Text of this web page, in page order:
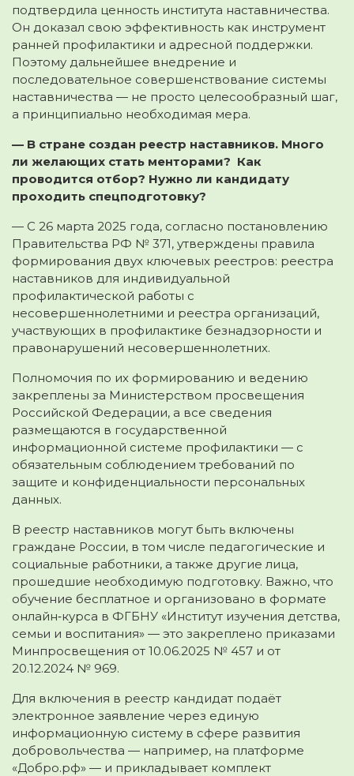
подтвердила ценность института наставничества.
Он доказал свою эффективность как инструмент
ранней профилактики и адресной поддержки.
Поэтому дальнейшее внедрение и
последовательное совершенствование системы
наставничества — не просто целесообразный шаг,
а принципиально необходимая мера.
— В стране создан реестр наставников. Много
ли желающих стать менторами? Как
проводится отбор? Нужно ли кандидату
проходить спецподготовку?
— С 26 марта 2025 года, согласно постановлению
Правительства РФ № 371, утверждены правила
формирования двух ключевых реестров: реестра
наставников для индивидуальной
профилактической работы с
несовершеннолетними и реестра организаций,
участвующих в профилактике безнадзорности и
правонарушений несовершеннолетних.
Полномочия по их формированию и ведению
закреплены за Министерством просвещения
Российской Федерации, а все сведения
размещаются в государственной
информационной системе профилактики — с
обязательным соблюдением требований по
защите и конфиденциальности персональных
данных.
В реестр наставников могут быть включены
граждане России, в том числе педагогические и
социальные работники, а также другие лица,
прошедшие необходимую подготовку. Важно, что
обучение бесплатное и организовано в формате
онлайн‑курса в ФГБНУ «Институт изучения детства,
семьи и воспитания» — это закреплено приказами
Минпросвещения от 10.06.2025 № 457 и от
20.12.2024 № 969.
Для включения в реестр кандидат подаёт
электронное заявление через единую
информационную систему в сфере развития
добровольчества — например, на платформе
«Добро.рф» — и прикладывает комплект